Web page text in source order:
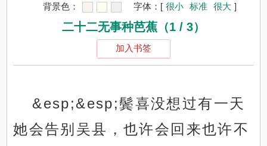
背景色： 字体： [ 很小 标准 很大 ]
二十二无事种芭蕉（1 / 3）
加入书签
&esp;&esp;鬓喜没想过有一天
她会告别吴县，也许会回来也许不